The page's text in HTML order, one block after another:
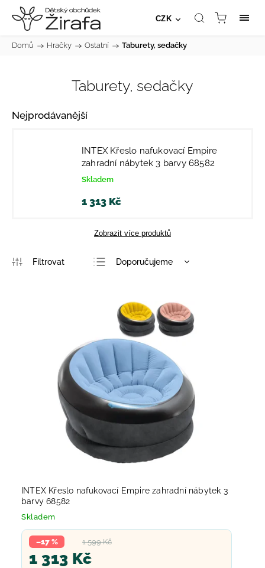
CZK
Domů / Hračky / Ostatní / Taburety, sedačky
Taburety, sedačky
Nejprodávanější
INTEX Křeslo nafukovací Empire
zahradní nábytek 3 barvy 68582
Skladem
1 313 Kč
Zobrazit více produktů
Doporučujeme
Nejdražší
Nejprodávanější
Abecedně
INTEX Křeslo nafukovací Empire zahradní nábytek 3
barvy 68582
Skladem
1 599 Kč
–17 %
1 313 Kč